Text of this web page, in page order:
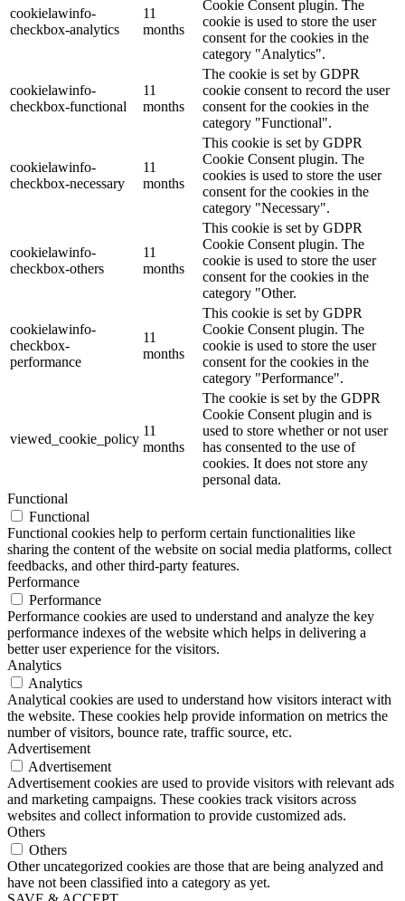
cookielawinfo-
checkbox-analytics
11
months
Cookie Consent plugin. The
cookie is used to store the user
consent for the cookies in the
category "Analytics".
cookielawinfo-
checkbox-functional
11
months
The cookie is set by GDPR
cookie consent to record the user
consent for the cookies in the
category "Functional".
cookielawinfo-
checkbox-necessary
11
months
This cookie is set by GDPR
Cookie Consent plugin. The
cookies is used to store the user
consent for the cookies in the
category "Necessary".
cookielawinfo-
checkbox-others
11
months
This cookie is set by GDPR
Cookie Consent plugin. The
cookie is used to store the user
consent for the cookies in the
category "Other.
cookielawinfo-
checkbox-
performance
11
months
This cookie is set by GDPR
Cookie Consent plugin. The
cookie is used to store the user
consent for the cookies in the
category "Performance".
viewed_cookie_policy
11
months
The cookie is set by the GDPR
Cookie Consent plugin and is
used to store whether or not user
has consented to the use of
cookies. It does not store any
personal data.
Functional
Functional
Functional cookies help to perform certain functionalities like
sharing the content of the website on social media platforms, collect
feedbacks, and other third-party features.
Performance
Performance
Performance cookies are used to understand and analyze the key
performance indexes of the website which helps in delivering a
better user experience for the visitors.
Analytics
Analytics
Analytical cookies are used to understand how visitors interact with
the website. These cookies help provide information on metrics the
number of visitors, bounce rate, traffic source, etc.
Advertisement
Advertisement
Advertisement cookies are used to provide visitors with relevant ads
and marketing campaigns. These cookies track visitors across
websites and collect information to provide customized ads.
Others
Others
Other uncategorized cookies are those that are being analyzed and
have not been classified into a category as yet.